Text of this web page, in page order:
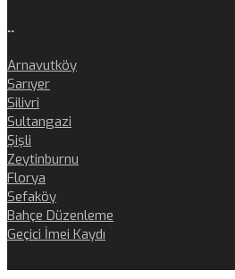
..
Arnavutköy
Sarıyer
Silivri
Sultangazi
Şişli
Zeytinburnu
Florya
Sefaköy
Bahçe Düzenleme
Geçici İmei Kaydı